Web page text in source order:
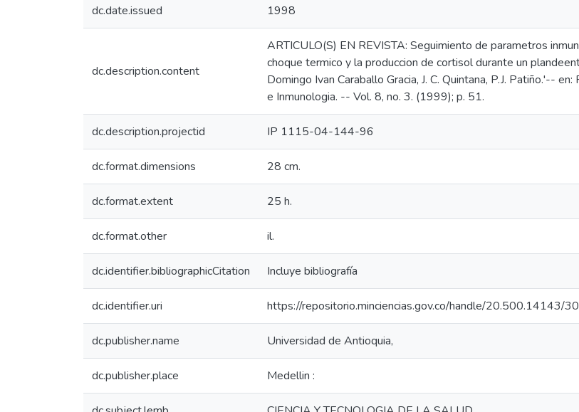
dc.date.issued 1998
dc.description.content
ARTICULO(S) EN REVISTA: Seguimiento de parametros
choque termico y la produccion de cortisol durante un
Domingo Ivan Caraballo Gracia, J. C. Quintana, P.J. Patiño.'--
e Inmunologia. -- Vol. 8, no. 3. (1999); p. 51.
dc.description.projectid IP 1115-04-144-96
dc.format.dimensions 28 cm.
dc.format.extent 25 h.
dc.format.other il.
dc.identifier.bibliographicCitation Incluye bibliografía
dc.identifier.uri https://repositorio.minciencias.gov.co/handle/20.500.14143/
dc.publisher.name Universidad de Antioquia,
dc.publisher.place Medellin :